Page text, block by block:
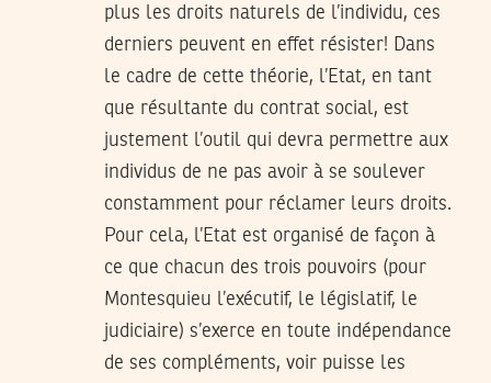
plus les droits naturels de l’individu, ces
derniers peuvent en effet résister! Dans
le cadre de cette théorie, l’Etat, en tant
que résultante du contrat social, est
justement l’outil qui devra permettre aux
individus de ne pas avoir à se soulever
constamment pour réclamer leurs droits.
Pour cela, l’Etat est organisé de façon à
ce que chacun des trois pouvoirs (pour
Montesquieu l’exécutif, le législatif, le
judiciaire) s’exerce en toute indépendance
de ses compléments, voir puisse les